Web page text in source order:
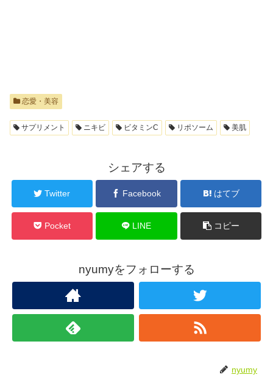
恋愛・美容
サプリメント ニキビ ビタミンC リポソーム 美肌
シェアする
Twitter Facebook はてブ
Pocket LINE コピー
nyumyをフォローする
nyumy